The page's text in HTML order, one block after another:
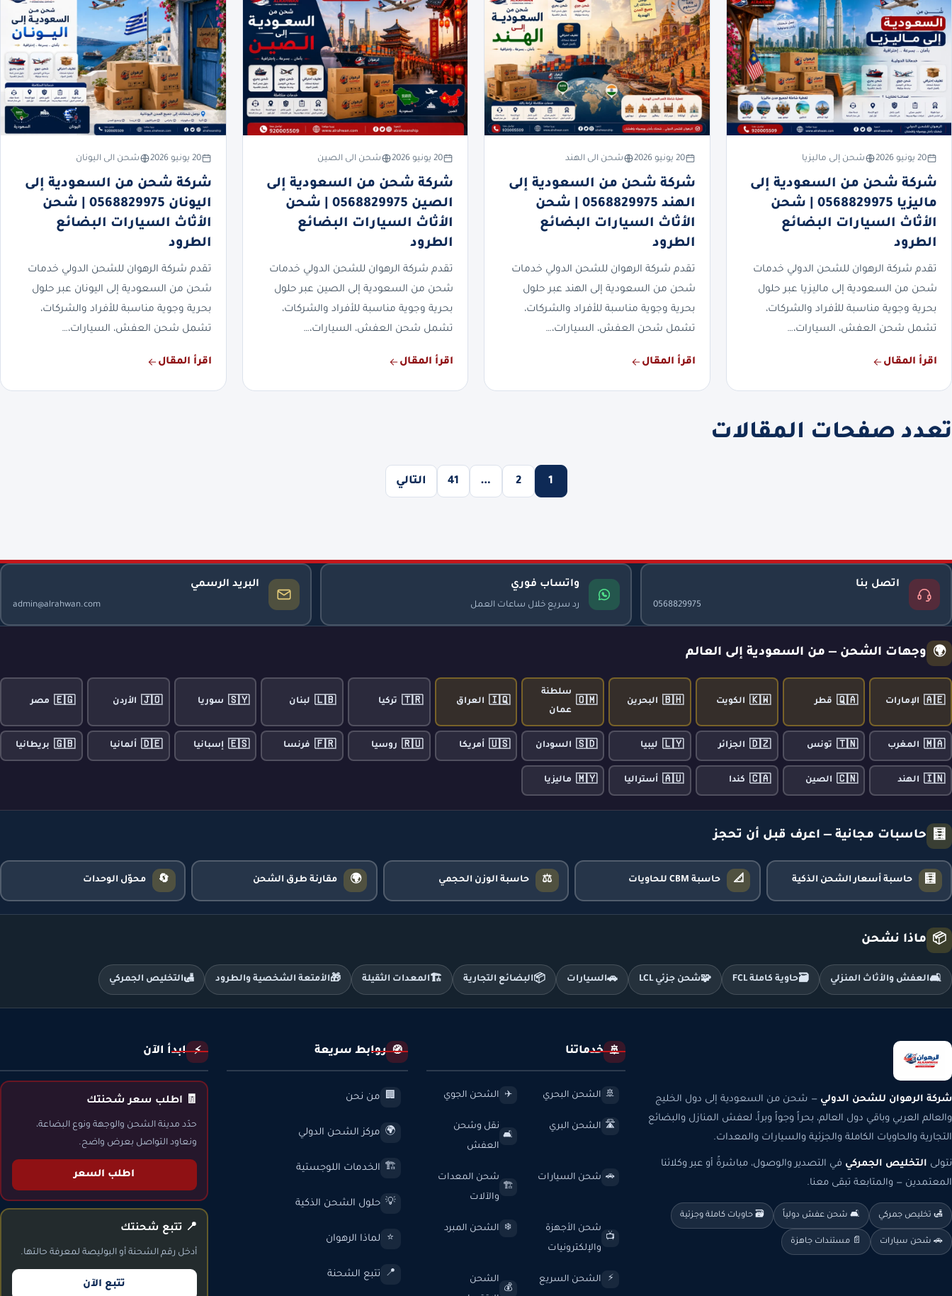
20 يونيو 2026 شحن إلى ماليزيا
شركة شحن من السعودية إلى
ماليزيا 0568829975 | شحن
الأثاث السيارات البضائع
الطرود
تقدم شركة الرهوان للشحن الدولي خدمات
شحن من السعودية إلى ماليزيا عبر حلول
بحرية وجوية مناسبة للأفراد والشركات،
تشمل شحن العفش، السيارات،…
اقرأ المقال
20 يونيو 2026 شحن الى الهند
شركة شحن من السعودية إلى
الهند 0568829975 | شحن
الأثاث السيارات البضائع
الطرود
تقدم شركة الرهوان للشحن الدولي خدمات
شحن من السعودية إلى الهند عبر حلول
بحرية وجوية مناسبة للأفراد والشركات،
تشمل شحن العفش، السيارات،…
اقرأ المقال
20 يونيو 2026 شحن الى الصين
شركة شحن من السعودية إلى
الصين 0568829975 | شحن
الأثاث السيارات البضائع
الطرود
تقدم شركة الرهوان للشحن الدولي خدمات
شحن من السعودية إلى الصين عبر حلول
بحرية وجوية مناسبة للأفراد والشركات،
تشمل شحن العفش، السيارات،…
اقرأ المقال
20 يونيو 2026 شحن الى اليونان
شركة شحن من السعودية إلى
اليونان 0568829975 | شحن
الأثاث السيارات البضائع
الطرود
تقدم شركة الرهوان للشحن الدولي خدمات
شحن من السعودية إلى اليونان عبر حلول
بحرية وجوية مناسبة للأفراد والشركات،
تشمل شحن العفش، السيارات،…
اقرأ المقال
تعدد صفحات المقالات
1
2
…
41 التالي
اتصل بنا
0568829975
واتساب فوري
رد سريع خلال ساعات العمل
البريد الرسمي
admin@alrahwan.com
🌍 وجهات الشحن — من السعودية إلى العالم
🇦🇪 الإمارات 🇶🇦 قطر 🇰🇼 الكويت 🇧🇭 البحرين 🇴🇲
سلطنة
عمان
🇮🇶 العراق 🇹🇷 تركيا 🇱🇧 لبنان 🇸🇾 سوريا 🇯🇴 الأردن 🇪🇬 مصر
🇲🇦 المغرب 🇹🇳 تونس 🇩🇿 الجزائر 🇱🇾 ليبيا 🇸🇩 السودان 🇺🇸 أمريكا 🇷🇺 روسيا 🇫🇷 فرنسا 🇪🇸 إسبانيا 🇩🇪 ألمانيا 🇬🇧 بريطانيا
🇮🇳 الهند 🇨🇳 الصين 🇨🇦 كندا 🇦🇺 أستراليا 🇲🇾 ماليزيا
🧮 حاسبات مجانية — اعرف قبل أن تحجز
🧮 حاسبة أسعار الشحن الذكية 📐 حاسبة CBM للحاويات ⚖️ حاسبة الوزن الحجمي 🌍 مقارنة طرق الشحن 🔄 محوّل الوحدات
📦 ماذا نشحن
🛋️العفش والأثاث المنزلي 🗃️حاوية كاملة FCL 🧩شحن جزئي LCL 🚗السيارات 📦البضائع التجارية 🏗️المعدات الثقيلة 🎁الأمتعة الشخصية والطرود 🛃التخليص الجمركي
شركة الرهوان للشحن الدولي — شحن من السعودية إلى دول الخليج
والعالم العربي وباقي دول العالم، بحراً وجواً وبراً، لعفش المنازل والبضائع
التجارية والحاويات الكاملة والجزئية والسيارات والمعدات.
نتولى التخليص الجمركي في التصدير والوصول، مباشرةً أو عبر وكلائنا
المعتمدين — والمتابعة تبقى معنا.
🛃 تخليص جمركي 🛋️ شحن عفش دولياً 🗃️ حاويات كاملة وجزئية
🚗 شحن سيارات 📄 مستندات جاهزة
🚢 خدماتنا
🚢 الشحن البحري ✈️ الشحن الجوي
🛣️ الشحن البري
🛋️
نقل وشحن
العفش
🚗 شحن السيارات
🏗️
شحن المعدات
والآلات
📺
شحن الأجهزة
والإلكترونيات
❄️ الشحن المبرد
⚡ الشحن السريع
💰
الشحن
🧭 روابط سريعة
🏢 من نحن
🌍 مركز الشحن الدولي
🏗️ الخدمات اللوجستية
💡 حلول الشحن الذكية
⭐ لماذا الرهوان
📍 تتبع الشحنة
⚡ ابدأ الآن
🧾 اطلب سعر شحنتك
حدّد مدينة الشحن والوجهة ونوع البضاعة،
ونعاود التواصل بعرض واضح.
اطلب السعر
📍 تتبع شحنتك
أدخل رقم الشحنة أو البوليصة لمعرفة حالتها.
تتبع الآن